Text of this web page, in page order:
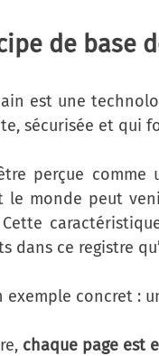
de base
est une
sécurisée et qui
perçue comme
le monde peut
dans ce registre
exemple concret :
chaque page est